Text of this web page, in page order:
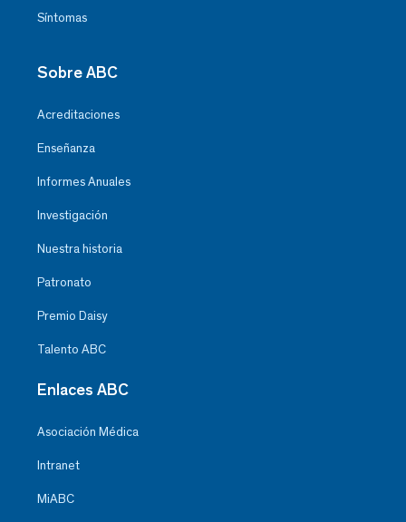
Síntomas
Sobre ABC
Acreditaciones
Enseñanza
Informes Anuales
Investigación
Nuestra historia
Patronato
Premio Daisy
Talento ABC
Enlaces ABC
Asociación Médica
Intranet
MiABC